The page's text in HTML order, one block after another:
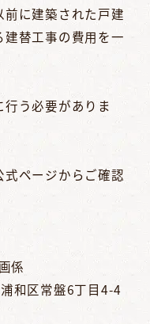
に建築された戸建
替工事の費用を一
う必要がありま
ページからご確認
係
和区常盤6丁目4-4